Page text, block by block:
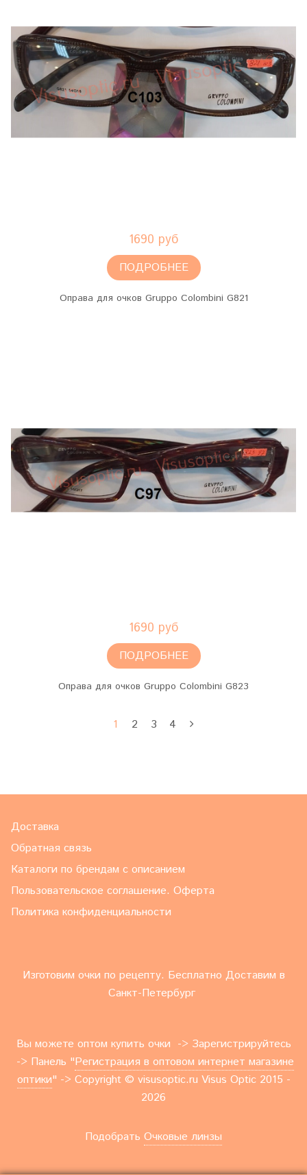
1690 руб
ПОДРОБНЕЕ
Оправа для очков Gruppo Colombini G821
1690 руб
ПОДРОБНЕЕ
Оправа для очков Gruppo Colombini G823
1 2 3 4
Доставка
Обратная связь
Каталоги по брендам с описанием
Пользовательское соглашение. Оферта
Политика конфиденциальности
Изготовим очки по рецепту. Бесплатно Доставим в
Санкт-Петербург
Вы можете оптом купить очки -> Зарегистрируйтесь
-> Панель "Регистрация в оптовом интернет магазине
оптики" -> Copyright © visusoptic.ru Visus Optic 2015 -
2026
Подобрать Очковые линзы